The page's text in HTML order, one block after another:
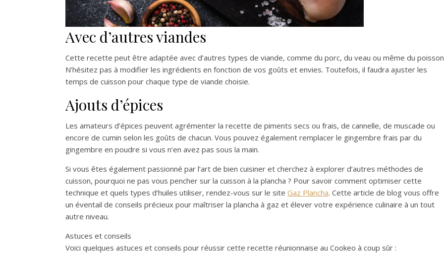
Avec d’autres viandes
Cette recette peut être adaptée avec d’autres types de viande, comme du porc, du veau ou même du
N’hésitez pas à modifier les ingrédients en fonction de vos goûts et envies. Toutefois, il faudra ajuster les
temps de cuisson pour chaque type de viande choisie.
Ajouts d’épices
Les amateurs d’épices peuvent agrémenter la recette de piments secs ou frais, de cannelle, de muscade ou
encore de cumin selon les goûts de chacun. Vous pouvez également remplacer le gingembre frais par du
gingembre en poudre si vous n’en avez pas sous la main.
Si vous êtes également passionné par l’art de bien cuisiner et cherchez à explorer d’autres méthodes de
cuisson, pourquoi ne pas vous pencher sur la cuisson à la plancha ? Pour savoir comment optimiser cette
technique et quels types d’huiles utiliser, rendez-vous sur le site Gaz Plancha. Cette article de blog vous offre
un éventail de conseils précieux pour maîtriser la plancha à gaz et élever votre expérience culinaire à un tout
autre niveau.
Astuces et conseils
Voici quelques astuces et conseils pour réussir cette recette réunionnaise au Cookeo à coup sûr :